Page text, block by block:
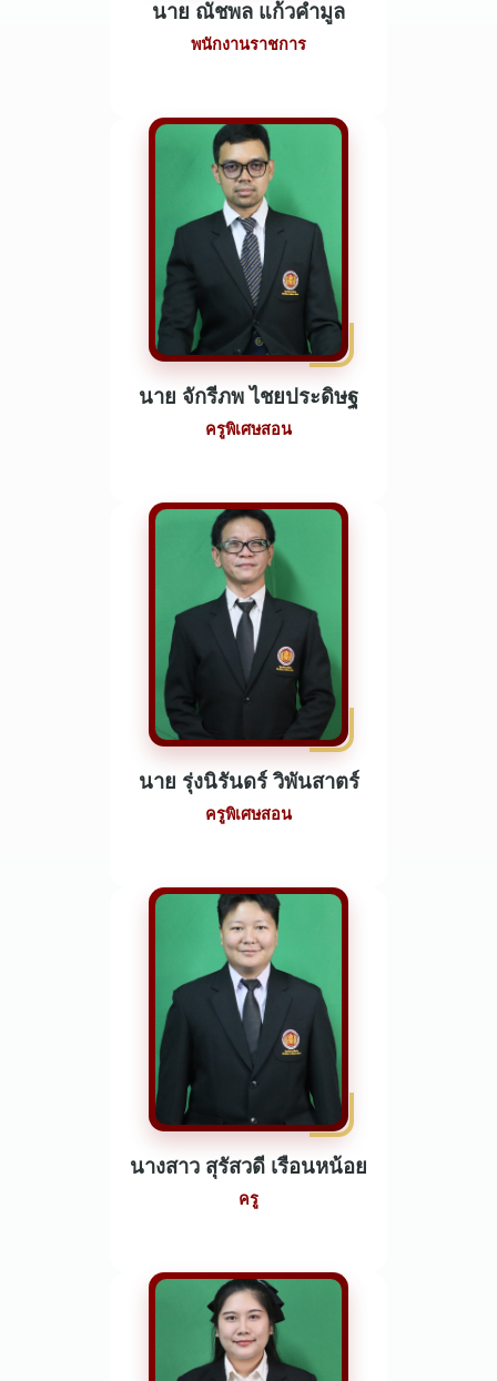
นาย ณัชพล แก้วคำมูล
พนักงานราชการ
นาย จักรีภพ ไชยประดิษฐ
ครูพิเศษสอน
นาย รุ่งนิรันดร์ วิพันสาตร์
ครูพิเศษสอน
นางสาว สุรัสวดี เรือนหน้อย
ครู